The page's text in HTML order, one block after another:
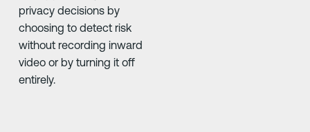
privacy decisions by
choosing to detect risk
without recording inward
video or by turning it off
entirely.